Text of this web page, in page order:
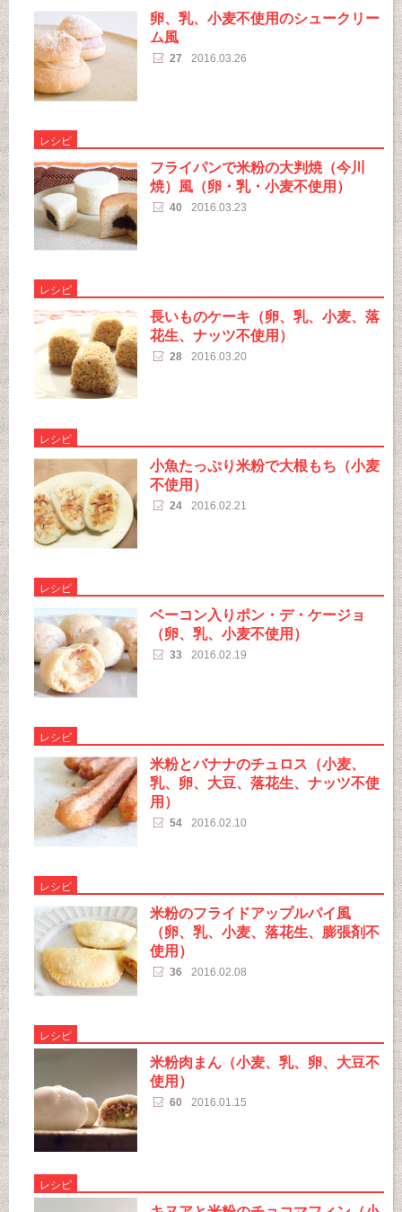
卵、乳、小麦不使用のシュークリー
ム風
27 2016.03.26
レシピ
フライパンで米粉の大判焼（今川
焼）風（卵・乳・小麦不使用）
40 2016.03.23
レシピ
長いものケーキ（卵、乳、小麦、落
花生、ナッツ不使用）
28 2016.03.20
レシピ
小魚たっぷり米粉で大根もち（小麦
不使用）
24 2016.02.21
レシピ
ベーコン入りポン・デ・ケージョ
（卵、乳、小麦不使用）
33 2016.02.19
レシピ
米粉とバナナのチュロス（小麦、
乳、卵、大豆、落花生、ナッツ不使
用）
54 2016.02.10
レシピ
米粉のフライドアップルパイ風
（卵、乳、小麦、落花生、膨張剤不
使用）
36 2016.02.08
レシピ
米粉肉まん（小麦、乳、卵、大豆不
使用）
60 2016.01.15
レシピ